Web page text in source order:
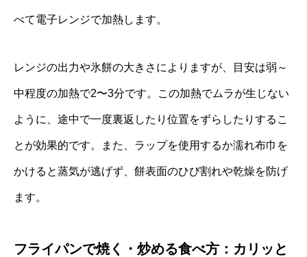
べて電子レンジで加熱します。
レンジの出力や氷餅の大きさによりますが、目安は弱～
中程度の加熱で2〜3分です。この加熱でムラが生じない
ように、途中で一度裏返したり位置をずらしたりするこ
とが効果的です。また、ラップを使用するか濡れ布巾を
かけると蒸気が逃げず、餅表面のひび割れや乾燥を防げ
ます。
フライパンで焼く・炒める食べ方：カリッと